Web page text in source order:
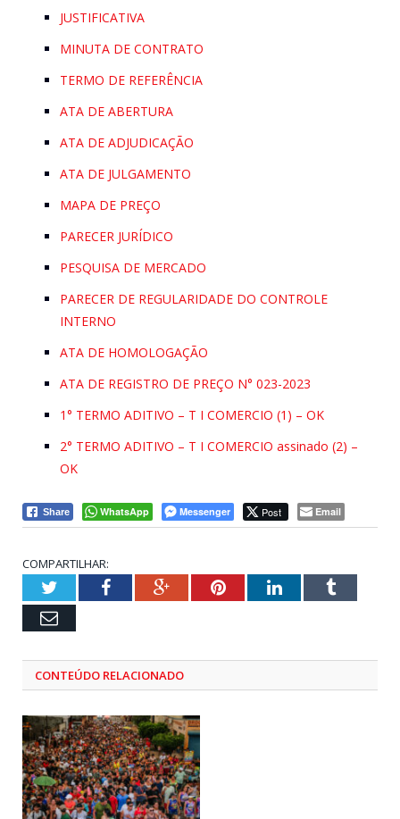
JUSTIFICATIVA
MINUTA DE CONTRATO
TERMO DE REFERÊNCIA
ATA DE ABERTURA
ATA DE ADJUDICAÇÃO
ATA DE JULGAMENTO
MAPA DE PREÇO
PARECER JURÍDICO
PESQUISA DE MERCADO
PARECER DE REGULARIDADE DO CONTROLE
INTERNO
ATA DE HOMOLOGAÇÃO
ATA DE REGISTRO DE PREÇO N° 023-2023
1° TERMO ADITIVO – T I COMERCIO (1) – OK
2° TERMO ADITIVO – T I COMERCIO assinado (2) –
OK
Share WhatsApp Messenger Post Email
COMPARTILHAR:
TwitterFacebookGoogle+PinterestLinkedInTumblr
Email
CONTEÚDO RELACIONADO